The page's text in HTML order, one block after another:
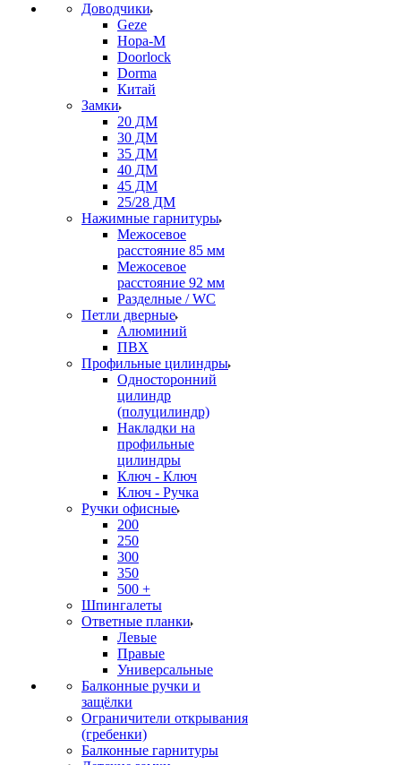
Доводчики
Geze
Нора-М
Doorlock
Dorma
Китай
Замки
20 ДМ
30 ДМ
35 ДМ
40 ДМ
45 ДМ
25/28 ДМ
Нажимные гарнитуры
Межосевое
расстояние 85 мм
Межосевое
расстояние 92 мм
Разделные / WC
Петли дверные
Алюминий
ПВХ
Профильные цилиндры
Односторонний
цилиндр
(полуцилиндр)
Накладки на
профильные
цилиндры
Ключ - Ключ
Ключ - Ручка
Ручки офисные
200
250
300
350
500 +
Шпингалеты
Ответные планки
Левые
Правые
Универсальные
Балконные ручки и
защёлки
Ограничители открывания
(гребенки)
Балконные гарнитуры